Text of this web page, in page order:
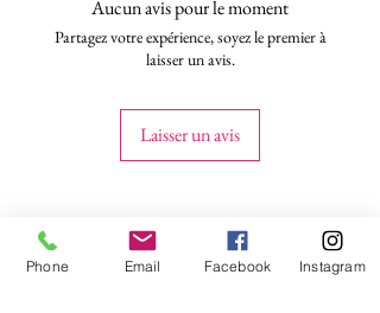
Aucun avis pour le moment
Partagez votre expérience, soyez le premier à
laisser un avis.
Laisser un avis
Phone Email Facebook Instagram